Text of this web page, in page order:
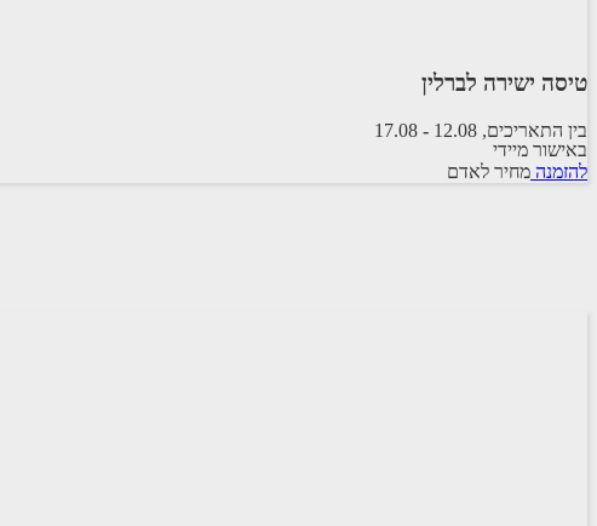
טיסה ישירה לברלין
בין התאריכים, -
17.08
טיסה סדירה
ישראייר
באישור מיידי
להזמנה מחיר לאדם